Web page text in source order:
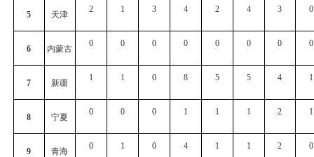
5 天津
2 1 3 4 2 4 3 0
6 内蒙古
0 0 0 0 0 0 0 0
7 新疆
1 1 0 8 5 5 4 1
8 宁夏
0 0 0 1 1 1 2 1
9 青海
0 1 0 4 1 1 2 0